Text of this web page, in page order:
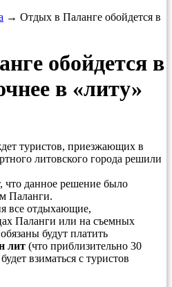
→ Отдых в Паланге обойдется в
обойдется в
в «литу»
туристов, приезжающих в
литовского города решили
данное решение было
Паланги.
все отдыхающие,
Паланги или на съемных
будут платить
лит (что приблизительно 30
будет взиматься с туристов